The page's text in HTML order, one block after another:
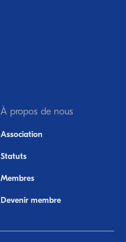
À propos de nous
Association
Statuts
Membres
Devenir membre